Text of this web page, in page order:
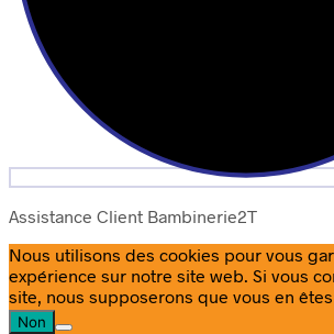
Assistance Client Bambinerie2T
Nous utilisons des cookies pour vous
expérience sur notre site web. Si vous
site, nous supposerons que vous en êtes
Non